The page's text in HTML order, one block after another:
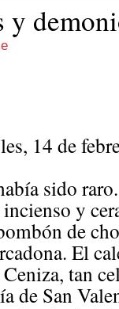
y
14 de
sido
y
de
El
tan
de San